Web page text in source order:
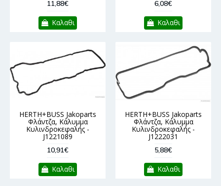
11,88€
Καλαθι
6,08€
Καλαθι
HERTH+BUSS Jakoparts
Φλάντζα, Κάλυμμα
Κυλινδροκεφαλής -
J1221089
10,91€
Καλαθι
HERTH+BUSS Jakoparts
Φλάντζα, Κάλυμμα
Κυλινδροκεφαλής -
J1222031
5,88€
Καλαθι